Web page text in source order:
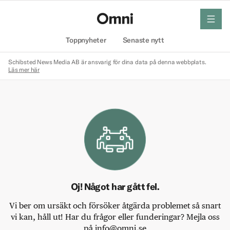
Toppnyheter Senaste nytt
meny
Schibsted News Media AB är ansvarig för dina data på denna webbplats.
Läs mer här
Oj! Något har gått fel.
Vi ber om ursäkt och försöker åtgärda problemet så snart
vi kan, håll ut! Har du frågor eller funderingar? Mejla oss